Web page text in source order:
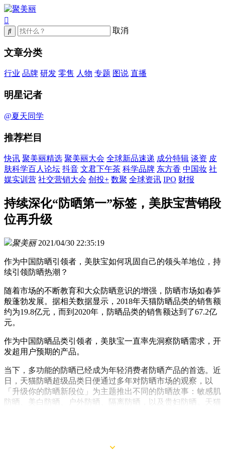
取消
文章分类
行业 品牌 研发 零售 人物 专题 图说 直播
明星记者
@夏天同学
推荐栏目
快讯 聚美丽精选 聚美丽大会 全球新品速递 成分特辑 谈资 皮
肤科学百人论坛 抖音 文君下午茶 科学品牌 东方香 中国妆 社
媒实训营 社交营销大会 创投+ 数聚 全球资讯 IPO 财报
持续深化“防晒第一”标签，美肤宝营销段
位再升级
聚美丽 2021/04/30 22:35:19
作为中国防晒引领者，美肤宝如何巩固自己的领头羊地位，持
续引领防晒热潮？
随着市场的不断教育和大众防晒意识的增强，防晒市场如春笋
般蓬勃发展。据相关数据显示，2018年天猫防晒品类的销售额
约为19.8亿元，而到2020年，防晒品类的销售额达到了67.2亿
元。
作为中国防晒品类引领者，美肤宝一直率先洞察防晒需求，开
发超用户预期的产品。
当下，多功能的防晒已经成为年轻消费者防晒产品的首选。近
日，天猫防晒超级品类日便通过多年对防晒市场的观察，以
「升级你的防晒新段位」为主题推出不同的防晒故事：敏感肌
防晒、美白防晒、户外防晒、隔离防晒，以及贵妇防晒。天猫